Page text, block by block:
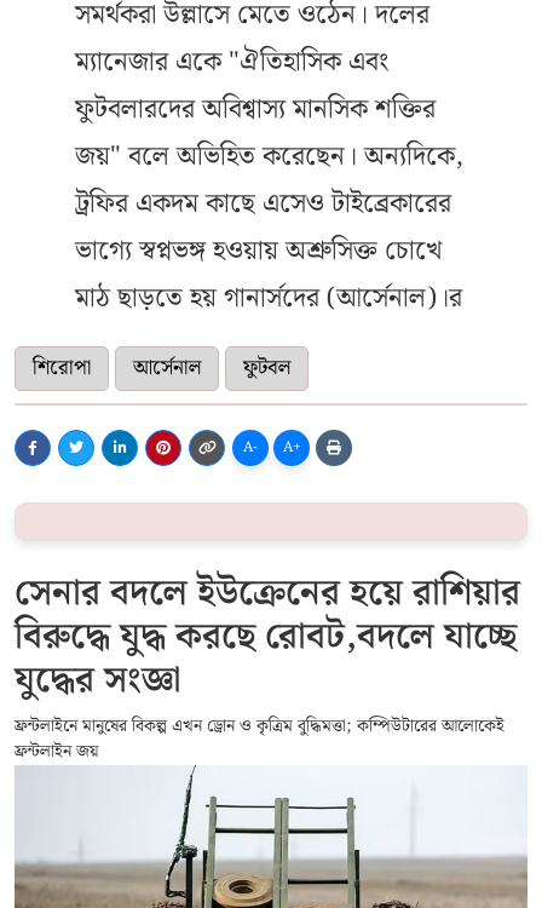
সমর্থকরা উল্লাসে মেতে ওঠেন। দলের
ম্যানেজার একে "ঐতিহাসিক এবং
ফুটবলারদের অবিশ্বাস্য মানসিক শক্তির
জয়" বলে অভিহিত করেছেন। অন্যদিকে,
ট্রফির একদম কাছে এসেও টাইব্রেকারের
ভাগ্যে স্বপ্নভঙ্গ হওয়ায় অশ্রুসিক্ত চোখে
মাঠ ছাড়তে হয় গানার্সদের (আর্সেনাল)।র
শিরোপা আর্সেনাল ফুটবল
A- A+
সেনার বদলে ইউক্রেনের হয়ে রাশিয়ার
বিরুদ্ধে যুদ্ধ করছে রোবট,বদলে যাচ্ছে
যুদ্ধের সংজ্ঞা
ফ্রন্টলাইনে মানুষের বিকল্প এখন ড্রোন ও কৃত্রিম বুদ্ধিমত্তা; কম্পিউটারের আলোকেই
ফ্রন্টলাইন জয়